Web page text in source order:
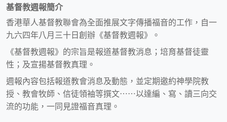
基督教週報簡介
香港華人基督教聯會為全面推展文字傳播福音的工作，自一
九六四年八月三十日創辦《基督教週報》。
《基督教週報》的宗旨是報道基督教消息；培育基督徒靈
性；及宣揚基督教真理。
週報內容包括報道教會消息及動態，並定期邀約神學院教
授、教會牧師、信徒領袖等撰文⋯⋯以達編、寫、讀三向交
流的功能，一同見證福音真理。